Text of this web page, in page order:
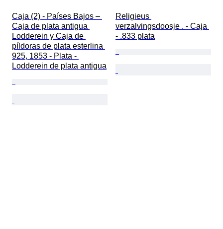
Caja (2) - Países Bajos –
Caja de plata antigua
Lodderein y Caja de
píldoras de plata esterlina
925, 1853 - Plata -
Lodderein de plata antigua
Religieus
verzalvingsdoosje . - Caja
- .833 plata